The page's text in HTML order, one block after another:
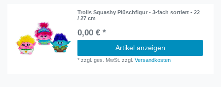
Trolls Squashy Plüschfigur - 3-fach sortiert - 22
/ 27 cm
0,00 € *
Artikel anzeigen
*zzgl. ges. MwSt. zzgl.Versandkosten